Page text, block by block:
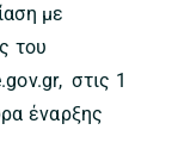
με
του
στις 1
έναρξης